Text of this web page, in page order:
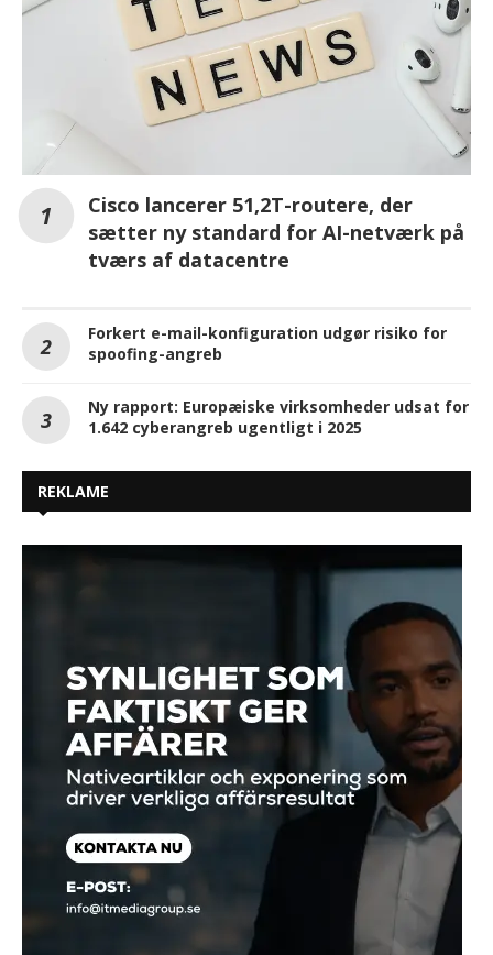
Cisco lancerer 51,2T-routere, der
sætter ny standard for AI-netværk på
tværs af datacentre
Forkert e-mail-konfiguration udgør risiko for
spoofing-angreb
Ny rapport: Europæiske virksomheder udsat for
1.642 cyberangreb ugentligt i 2025
REKLAME